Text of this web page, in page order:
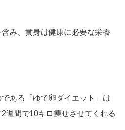
み、黄身は健康に必要な栄養
ある「ゆで卵ダイエット」は
週間で10キロ痩せさせてくれる